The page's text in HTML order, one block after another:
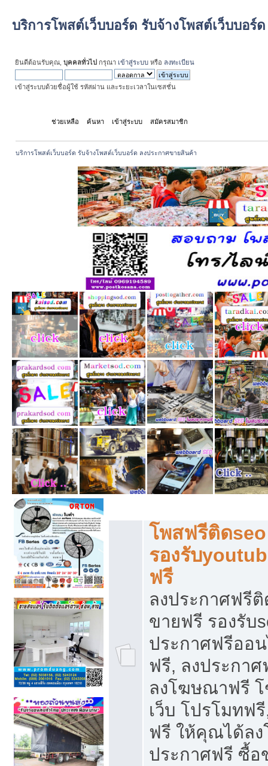
บริการโพสต์เว็บบอร์ด รับจ้างโพสต์เว็บบอร์
ยินดีต้อนรับคุณ, บุคคลทั่วไป กรุณา เข้าสู่ระบบ หรือ ลงทะเบียน
เข้าสู่ระบบด้วยชื่อผู้ใช้ รหัสผ่าน และระยะเวลาในเซสชั่น
ช่วยเหลือ ค้นหา เข้าสู่ระบบ สมัครสมาชิก
บริการโพสต์เว็บบอร์ด รับจ้างโพสต์เว็บบอร์ด ลงประกาศขายสินค้า
โพสฟรีติด
รองรับ
ฟรี
ลงประกาศฟรีติ
ขายฟรี รองรับ
ประกาศฟรีออ
ฟรี, ลงประกา
ลงโฆษณาฟรี
เว็บ โปรโมทฟ
ฟรี ให้คุณได้ล
ประกาศฟรี ซื้อ